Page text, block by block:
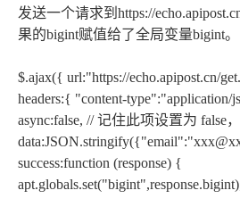
发送一个请求到https://
果的bigint赋值给了全局变量bigint。
$.ajax({ url:"https://echo.apipost.cn/
headers:{ "content-
async:false, // 记住此项设置为 false
success:function (response) {